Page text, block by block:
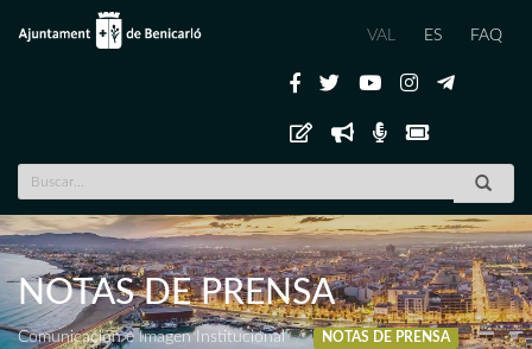
VAL ES FAQ
NOTAS DE PRENSA
Comunicación e Imagen Institucional NOTAS DE PRENSA